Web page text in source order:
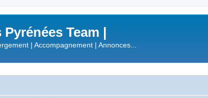
Team |
| Accompagnement | Annonces...